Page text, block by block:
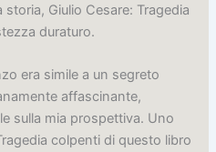
Giulio Cesare: Tragedia
duraturo.
era simile a un segreto
affascinante,
sulla mia prospettiva. Uno
colpenti di questo libro